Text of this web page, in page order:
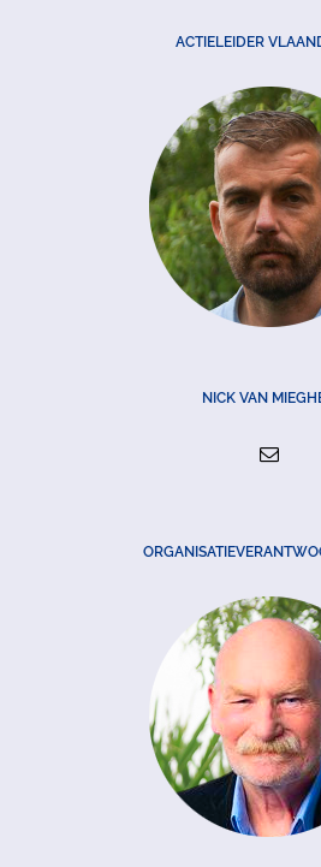
ACTIELEIDER
NICK VAN